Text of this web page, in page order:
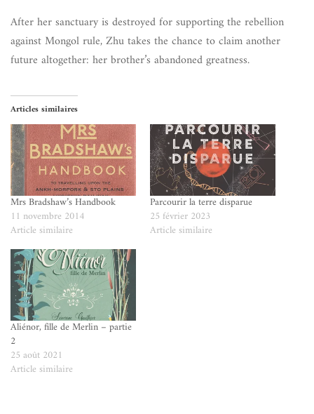
After her sanctuary is destroyed for supporting the rebellion
against Mongol rule, Zhu takes the chance to claim another
future altogether: her brother’s abandoned greatness.
Articles similaires
Mrs Bradshaw’s Handbook
11 novembre 2014
Article similaire
Parcourir la terre disparue
25 février 2023
Article similaire
Aliénor, fille de Merlin – partie
2
25 août 2021
Article similaire